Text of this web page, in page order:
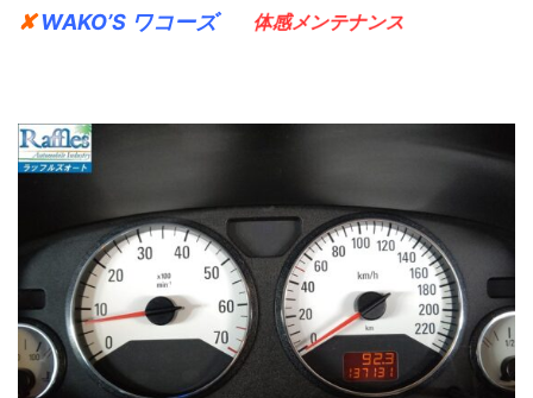
✘WAKO’S ワコーズ 体感メンテナンス